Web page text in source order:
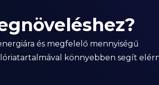
és megfelelő mennyiségű
könnyebben segít